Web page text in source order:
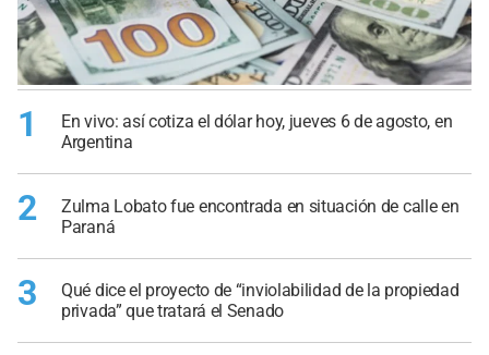
1
En vivo: así cotiza el dólar hoy, jueves 6 de agosto, en
Argentina
2
Zulma Lobato fue encontrada en situación de calle en
Paraná
3
Qué dice el proyecto de “inviolabilidad de la propiedad
privada” que tratará el Senado